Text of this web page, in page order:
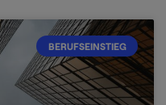
BERUFSEINSTIEG